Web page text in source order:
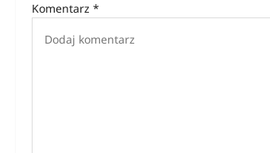
c
Komentarz *